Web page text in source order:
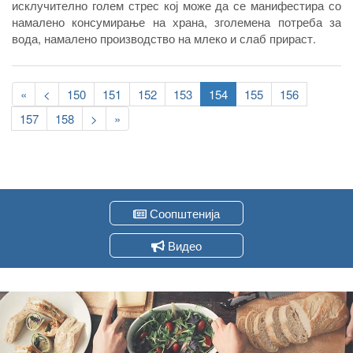
исклучително голем стрес кој може да се манифестира со
намалено консумирање на храна, зголемена потреба за
вода, намалено производство на млеко и слаб прираст.
Pagination
First
page
«
Previous
page
< Page
150 Page
151 Page
152 Page
153
Current
page
154 Page
155 Page
156
Page
157 Page
158
Следна
страна
>
Last
page
»
Соопштенија
Видео